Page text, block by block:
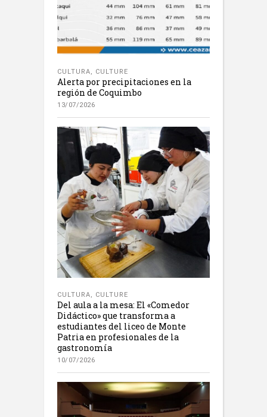
CULTURA, CULTURE
Alerta por precipitaciones en la
región de Coquimbo
13/07/2026
CULTURA, CULTURE
Del aula a la mesa: El «Comedor
Didáctico» que transforma a
estudiantes del liceo de Monte
Patria en profesionales de la
gastronomía
10/07/2026